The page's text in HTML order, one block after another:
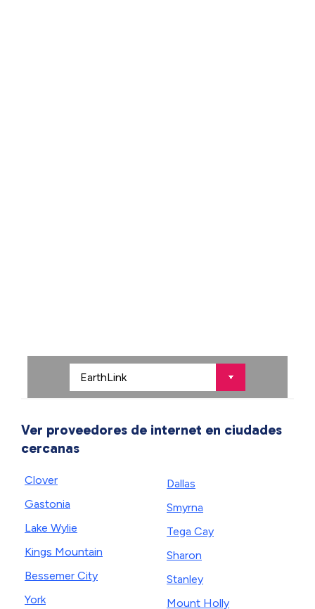
Ver proveedores de internet en ciudades
cercanas
Clover
Gastonia
Lake Wylie
Kings Mountain
Bessemer City
York
Dallas
Smyrna
Tega Cay
Sharon
Stanley
Mount Holly